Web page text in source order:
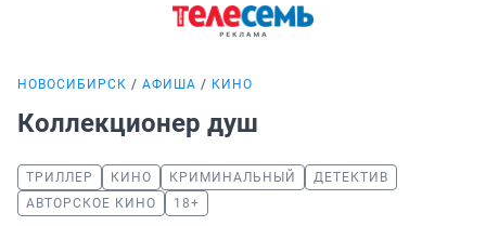
НОВОСИБИРСК АФИША КИНО
Коллекционер душ
ТРИЛЛЕР КИНО КРИМИНАЛЬНЫЙ
ДЕТЕКТИВ
АВТОРСКОЕ КИНО
18+